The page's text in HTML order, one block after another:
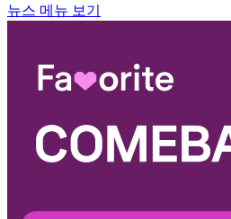
뉴스 메뉴 보기